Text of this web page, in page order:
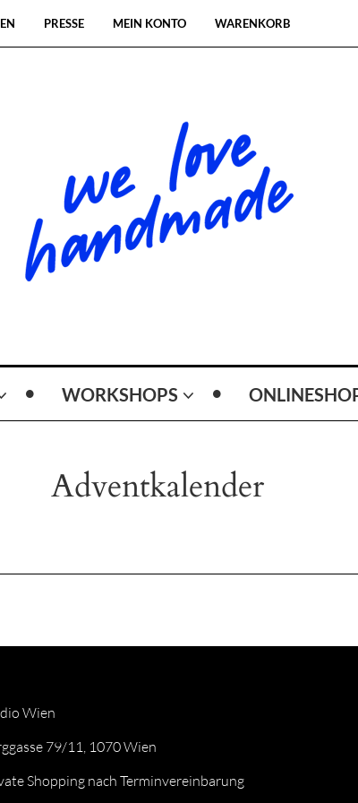
PRESSE MEIN KONTO WARENKORB
WORKSHOPS
Adventkalender
Wien
79/11, 1070 Wien
Shopping nach Terminvereinbarung